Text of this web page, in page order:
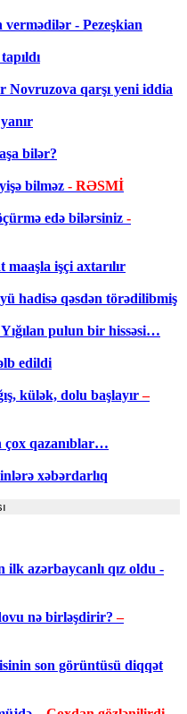
- Pezeşkian
Novruzova qarşı yeni iddia
bilər?
bilməz - RƏSMİ
edə bilərsiniz -
işçi axtarılır
hadisə qəsdən törədilibmiş
pulun bir hissəsi…
edildi
külək, dolu başlayır–
çox qazanıblar…
xəbərdarlıq
ilk azərbaycanlı qız oldu -
nə birləşdirir?–
son görüntüsü diqqət